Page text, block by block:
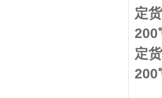
定
200
定
200